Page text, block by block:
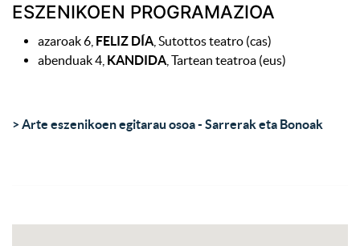
ESZENIKOEN PROGRAMAZIOA
azaroak 6, FELIZ DÍA , Sutottos teatro (cas)
abenduak 4, KANDIDA , Tartean teatroa (eus)
> Arte eszenikoen egitarau osoa - Sarrerak eta Bonoak